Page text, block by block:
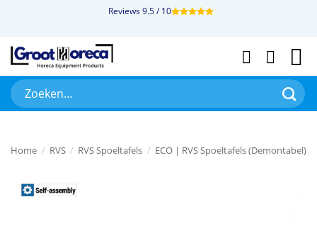
inhoud
Reviews 9.5 / 10
Zoeken
naar:
Home / RVS / RVS Spoeltafels / ECO | RVS Spoeltafels (Demontabel)